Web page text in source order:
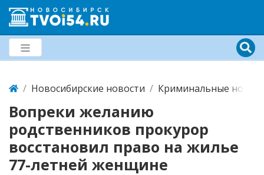
Новосибирские новости Криминальные
Вопреки желанию
родственников прокурор
восстановил право на жилье
77-летней женщине